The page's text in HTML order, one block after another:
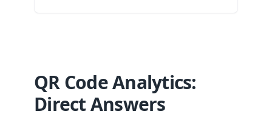
QR Code Analytics:
Direct Answers